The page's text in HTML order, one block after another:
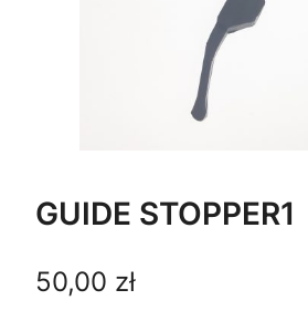
GUIDE STOPPER1
50,00 zł